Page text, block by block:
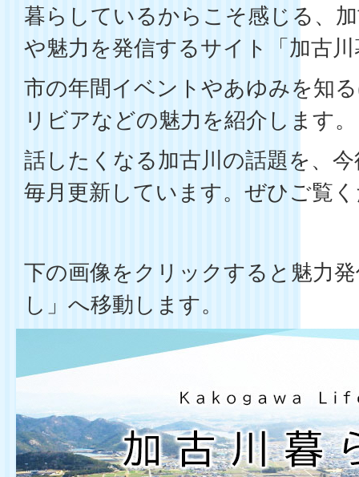
暮らしているからこそ感じる、
や魅力を発信するサイト「加古
市の年間イベントやあゆみを知
リビアなどの魅力を紹介します。
話したくなる加古川の話題を、
毎月更新しています。ぜひご覧
下の画像をクリックすると魅力
し」へ移動します。